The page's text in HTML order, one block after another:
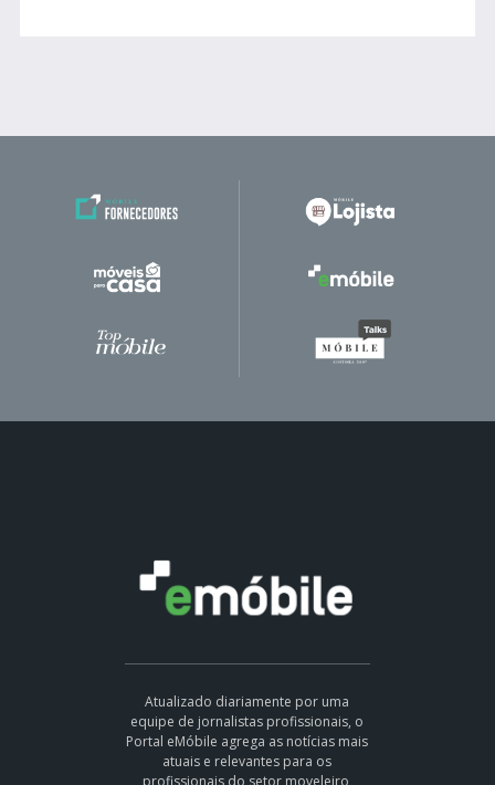
Atualizado diariamente por uma
equipe de jornalistas profissionais, o
Portal eMóbile agrega as notícias mais
atuais e relevantes para os
profissionais do setor moveleiro,